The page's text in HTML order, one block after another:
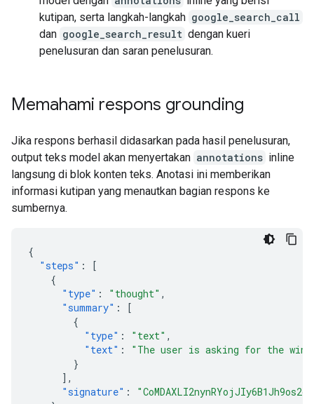
kutipan, serta langkah-langkah google_search_call
dan google_search_result dengan kueri
penelusuran dan saran penelusuran.
Memahami respons grounding
Jika respons berhasil didasarkan pada hasil penelusuran,
output teks model akan menyertakan annotations inline
langsung di blok konten teks. Anotasi ini memberikan
informasi kutipan yang menautkan bagian respons ke
sumbernya.
{
"steps" :
[
{
"type" : "thought" ,
"summary" :
[
{
"type" : "text" ,
"text" :
"The user is asking for the
}
],
"signature" :